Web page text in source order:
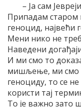
– Ја сам
Припадам старом
геноцид, највећи
Мени нико не
Наведени
И ми смо то
мишљење, ми смо
геноциду, то се
користи тај
То је важно зато